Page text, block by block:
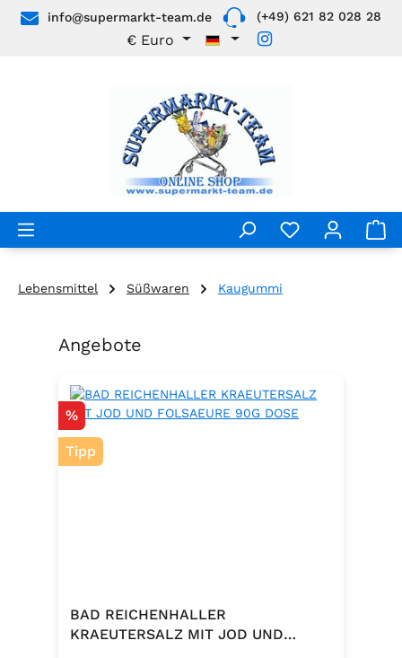
Zum Hauptinhalt springen
info@supermarkt-team.de (+49) 621 82 028 28
€ Euro
Lebensmittel Süßwaren Kaugummi
Produktgalerie überspringen
Angebote
Rabatt
%
Tipp
BAD REICHENHALLER
KRAEUTERSALZ MIT JOD UND